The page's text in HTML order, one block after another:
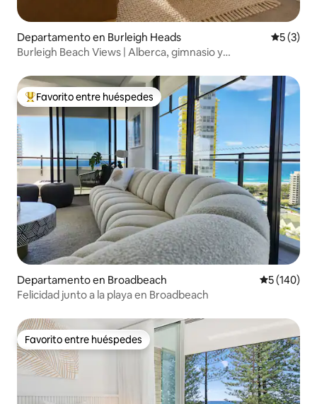
Departamento en Burleigh Heads
5 (3)
Burleigh Beach Views | Alberca, gimnasio y
De los mejores en Favorito entre huéspedes
Favorito entre huéspedes
Departamento en Broadbeach
5 (140)
Felicidad junto a la playa en Broadbeach
Favorito entre huéspedes
Favorito entre huéspedes